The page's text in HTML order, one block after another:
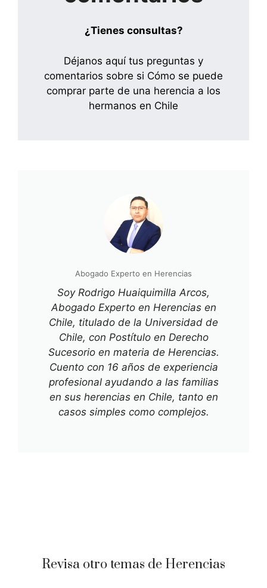
¿Tienes consultas?
Déjanos aquí tus preguntas y
comentarios sobre si Cómo se puede
comprar parte de una herencia a los
hermanos en Chile
Abogado Experto en Herencias
Soy Rodrigo Huaiquimilla Arcos,
Abogado Experto en Herencias en
Chile, titulado de la Universidad de
Chile, con Postítulo en Derecho
Sucesorio en materia de Herencias.
Cuento con 16 años de experiencia
profesional ayudando a las familias
en sus herencias en Chile, tanto en
casos simples como complejos.
Revisa otro temas de Herencias